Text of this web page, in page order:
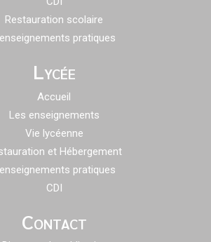
Restauration scolaire
pratiques
Lycée
Accueil
Les enseignements
Vie lycéenne
et Hébergement
pratiques
CDI
Contact